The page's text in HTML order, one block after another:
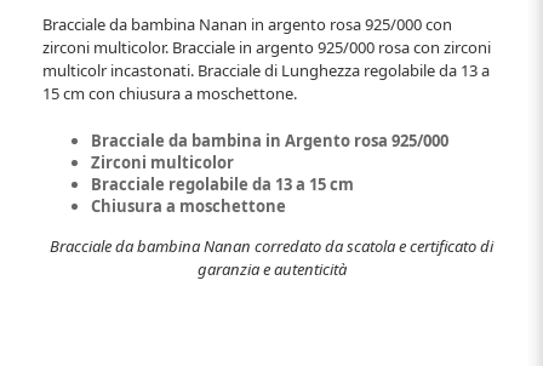
Bracciale da bambina Nanan in argento rosa 925/000 con
zirconi multicolor. Bracciale in argento 925/000 rosa con zirconi
multicolr incastonati. Bracciale di Lunghezza regolabile da 13 a
15 cm con chiusura a moschettone.
Bracciale da bambina in Argento rosa 925/000
Zirconi multicolor
Bracciale regolabile da 13 a 15 cm
Chiusura a moschettone
Bracciale da bambina Nanan corredato da scatola e certificato di
garanzia e autenticità